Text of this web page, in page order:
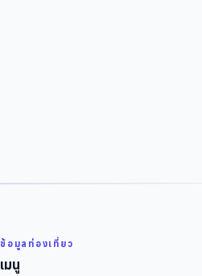
ข้อมูลท่องเที่ยว
เมนู